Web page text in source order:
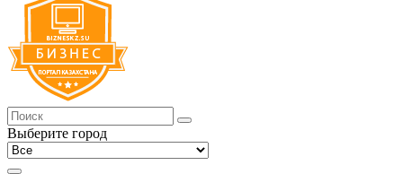
Выберите город